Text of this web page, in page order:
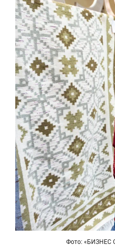
Фото: «БИЗНЕС